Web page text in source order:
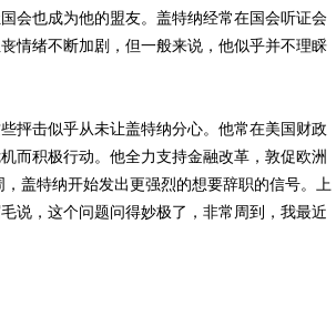
会也成为他的盟友。盖特纳经常在国会听证会
情绪不断加剧，但一般来说，他似乎并不理睬
击似乎从未让盖特纳分心。他常在美国财政
而积极行动。他全力支持金融改革，敦促欧洲
盖特纳开始发出更强烈的想要辞职的信号。上
说，这个问题问得妙极了，非常周到，我最近